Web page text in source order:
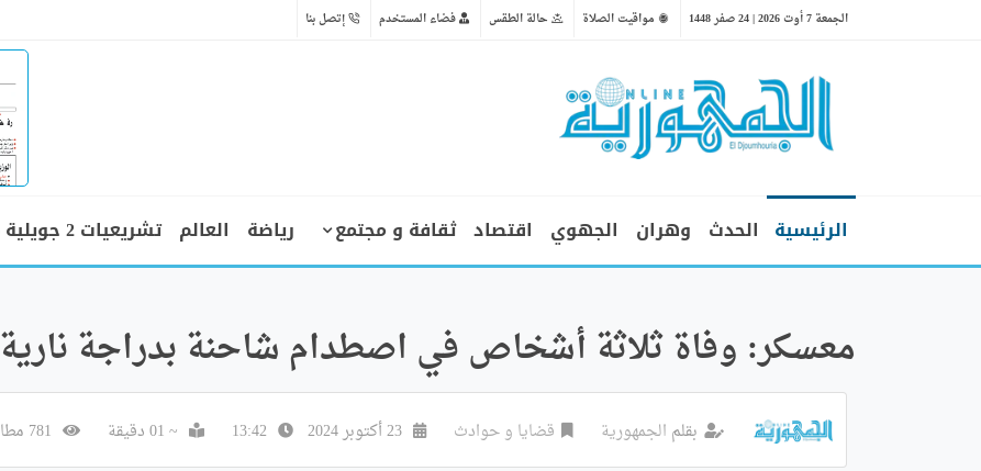
الجمعة 7 أوت 2026 | 24 صفر 1448 مواقيت الصلاة حالة الطقس فضاء المستخدم إتصل بنا
الرئيسية الحدث وهران الجهوي اقتصاد ثقافة و مجتمع رياضة العالم تشريعيات 2 جويلية 2026
معسكر: وفاة ثلاثة أشخاص في اصطدام شاحنة بدراجة نارية
بقلم الجمهورية قضايا و حوادث 23 أكتوبر 2024 13:42 ~ 01 دقيقة